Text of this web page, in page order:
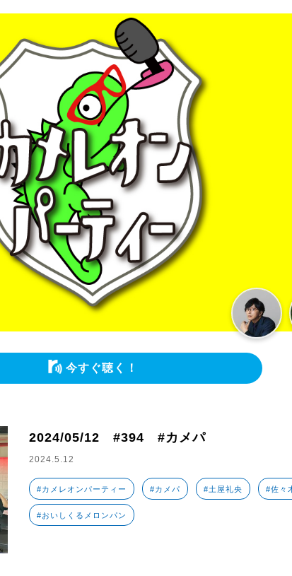
今すぐ聴く！
2024/05/12 #394 #カメパ
2024.5.12
#カメレオンパーティー #カメパ #土屋礼央 #佐々
#おいしくるメロンパン